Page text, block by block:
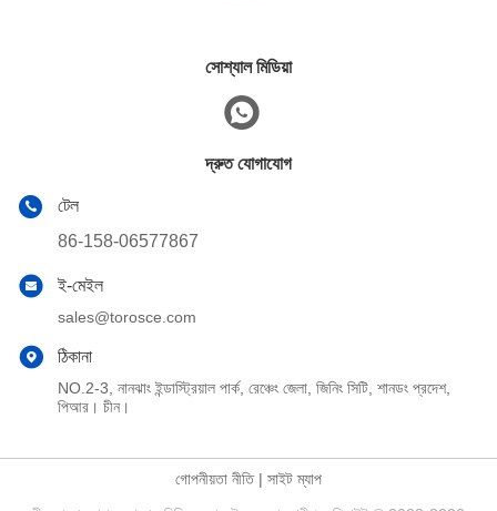
সোশ্যাল মিডিয়া
দ্রুত যোগাযোগ
টেল
86-158-06577867
ই-মেইল
sales@torosce.com
ঠিকানা
NO.2-3, নানঝাং ইন্ডাস্ট্রিয়াল পার্ক, রেঞ্চেং জেলা, জিনিং সিটি, শানডং প্রদেশ,
পিআর। চীন।
গোপনীয়তা নীতি| সাইট ম্যাপ